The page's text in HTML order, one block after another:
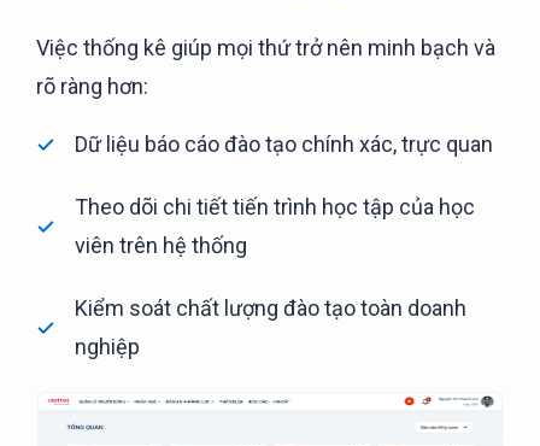
Việc thống kê giúp mọi thứ trở nên minh bạch và
rõ ràng hơn:
Dữ liệu báo cáo đào tạo chính xác, trực quan
Theo dõi chi tiết tiến trình học tập của học
viên trên hệ thống
Kiểm soát chất lượng đào tạo toàn doanh
nghiệp